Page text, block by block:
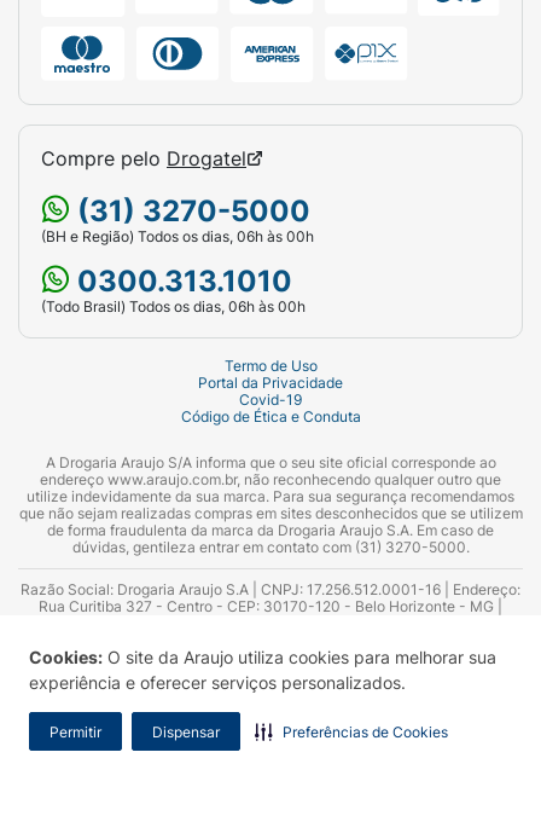
Cookies: O site da Araujo utiliza cookies para melhorar sua
experiência e oferecer serviços personalizados.
Permitir Dispensar Preferências de Cookies
Compre pelo Drogatel
(31) 3270-5000
(BH e Região) Todos os dias, 06h às 00h
0300.313.1010
(Todo Brasil) Todos os dias, 06h às 00h
Termo de Uso
Portal da Privacidade
Covid-19
Código de Ética e Conduta
A Drogaria Araujo S/A informa que o seu site oficial corresponde ao
endereço www.araujo.com.br, não reconhecendo qualquer outro que
utilize indevidamente da sua marca. Para sua segurança recomendamos
que não sejam realizadas compras em sites desconhecidos que se utilizem
de forma fraudulenta da marca da Drogaria Araujo S.A. Em caso de
dúvidas, gentileza entrar em contato com (31) 3270-5000.
Razão Social: Drogaria Araujo S.A | CNPJ: 17.256.512.0001-16 | Endereço:
Rua Curitiba 327 - Centro - CEP: 30170-120 - Belo Horizonte - MG |
Azevedo Guimarães – CRF 10.965 | Yasmin Silva Alvarenga – CRF 52.584 -
Consultor substituto: Thiago Aguiar Pinheiro - CRF Nº 13.748. Alvará
Sanitário: 2025020713 | Autorização de Funcionamento da Empresa (AFE):